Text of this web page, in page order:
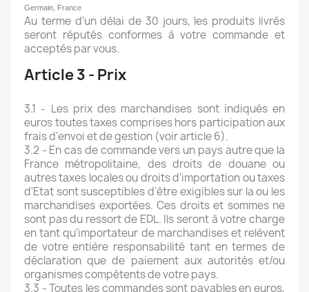
Germain, France
Au terme d'un délai de 30 jours, les produits livrés
seront réputés conformes à votre commande et
acceptés par vous.
Article 3 - Prix
3.1 - Les prix des marchandises sont indiqués en
euros toutes taxes comprises hors participation aux
frais d'envoi et de gestion (voir article 6).
3.2 - En cas de commande vers un pays autre que la
France métropolitaine, des droits de douane ou
autres taxes locales ou droits d'importation ou taxes
d'Etat sont susceptibles d'être exigibles sur la ou les
marchandises exportées. Ces droits et sommes ne
sont pas du ressort de EDL. Ils seront à votre charge
en tant qu'importateur de marchandises et relèvent
de votre entière responsabilité tant en termes de
déclaration que de paiement aux autorités et/ou
organismes compétents de votre pays.
3.3 - Toutes les commandes sont payables en euros,